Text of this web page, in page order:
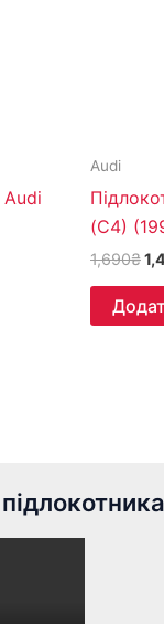
Audi
Audi
(C4)
1,690₴